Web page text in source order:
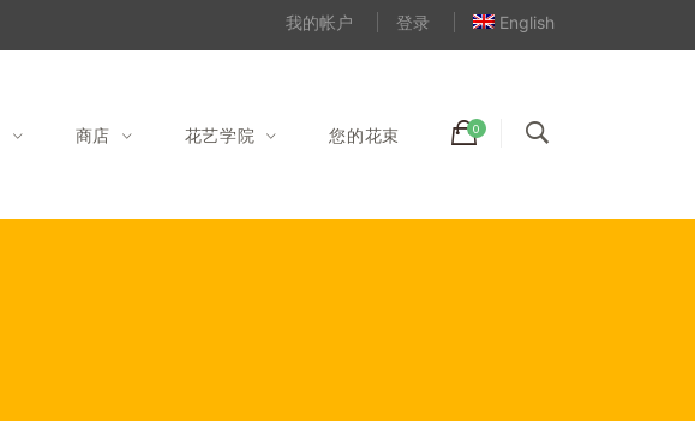
我的帐户 登录 English
商店 花艺学院 您的花束